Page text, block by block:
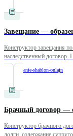
Завещание —
Конструктор завещания
наследственный договор.
zaveshchanie-shablon-onlajn
Брачный договор —
Конструктор брачного
долги, содержание